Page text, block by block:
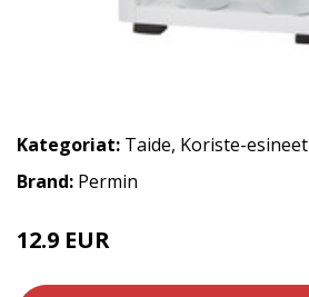
Kategoriat: Taide, Koriste-esineet
Brand: Permin
12.9 EUR